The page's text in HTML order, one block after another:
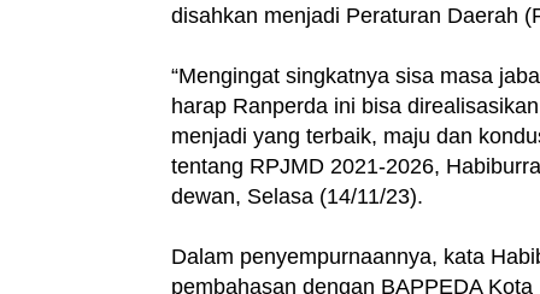
disahkan menjadi Peraturan Daerah
“Mengingat singkatnya sisa masa
harap Ranperda ini bisa
menjadi yang terbaik, maju dan
tentang RPJMD 2021-2026,
dewan, Selasa (14/11/23).
Dalam penyempurnaannya, kata
pembahasan dengan BAPPEDA